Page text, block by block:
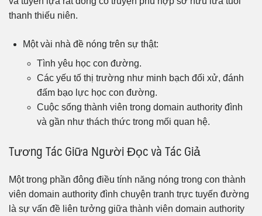
thanh thiếu niên.
Một vài nhà đề nóng trên sự thật:
Tình yêu học con đường.
Các yếu tố thị trường như minh bạch đối xử, đánh
đấm bạo lực học con đường.
Cuộc sống thành viên trong domain authority đình
và gần như thách thức trong mối quan hệ.
Tương Tác Giữa Người Đọc và Tác Giả
Một trong phần đông điều tính năng nóng trong con thành
viên domain authority đình chuyện tranh trực tuyến đường
là sự vấn đề liên tưởng giữa thành viên domain authority